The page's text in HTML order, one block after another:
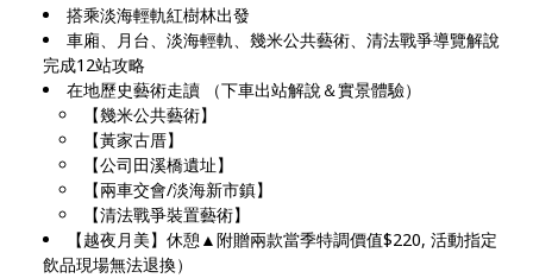
搭乘淡海輕軌紅樹林出發
車廂、月台、淡海輕軌、幾米公共藝術、清法戰爭導覽解說
完成12站攻略
在地歷史藝術走讀 （下車出站解說＆實景體驗）
【幾米公共藝術】
【黃家古厝】
【公司田溪橋遺址】
【兩車交會/淡海新市鎮】
【清法戰爭裝置藝術】
【越夜月美】休憩▲附贈兩款當季特調價值$220, 活動指定
飲品現場無法退換）